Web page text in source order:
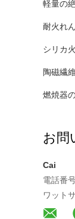
軽量の
耐火れ
シリカ
陶磁繊
お問
Cai
電話番
ワット